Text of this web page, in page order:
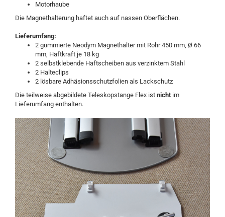
Motorhaube
Die Magnethalterung haftet auch auf nassen Oberflächen.
Lieferumfang:
2 gummierte Neodym Magnethalter mit Rohr 450 mm, Ø 66
mm, Haftkraft je 18 kg
2 selbstklebende Haftscheiben aus verzinktem Stahl
2 Halteclips
2 lösbare Adhäsionsschutzfolien als Lackschutz
Die teilweise abgebildete Teleskopstange Flex ist nichtim
Lieferumfang enthalten.